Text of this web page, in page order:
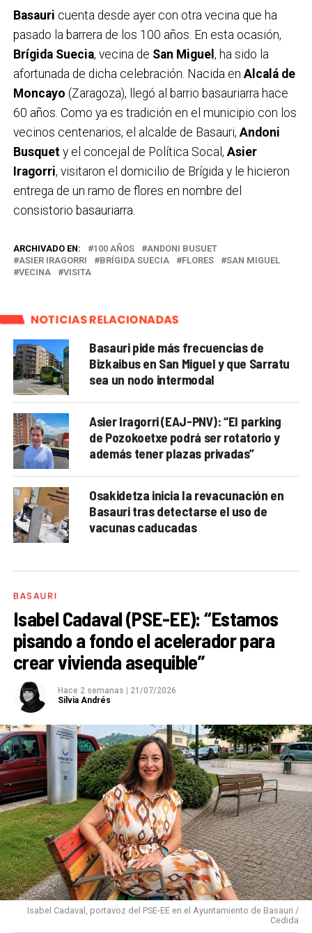
Basauri cuenta desde ayer con otra vecina que ha
pasado la barrera de los 100 años. En esta ocasión,
Brígida Suecia, vecina de San Miguel , ha sido la
afortunada de dicha celebración. Nacida en Alcalá de
Moncayo (Zaragoza), llegó al barrio basauriarra hace
60 años. Como ya es tradición en el municipio con los
vecinos centenarios, el alcalde de Basauri, Andoni
Busquet y el concejal de Política Socal, Asier
Iragorri, visitaron el domicilio de Brígida y le hicieron
entrega de un ramo de flores en nombre del
consistorio basauriarra.
ARCHIVADO EN: 100 AÑOS
ANDONI BUSUET
ASIER IRAGORRI
BRÍGIDA SUECIA FLORES
SAN MIGUEL
VECINA
VISITA
NOTICIAS RELACIONADAS
Basauri pide más frecuencias de
Bizkaibus en San Miguel y que Sarratu
sea un nodo intermodal
Asier Iragorri (EAJ-PNV): “El parking
de Pozokoetxe podrá ser rotatorio y
además tener plazas privadas”
Osakidetza inicia la revacunación en
Basauri tras detectarse el uso de
vacunas caducadas
BASAURI
Isabel Cadaval (PSE-EE): “Estamos
pisando a fondo el acelerador para
crear vivienda asequible”
Hace 2 semanas
21/07/2026
Silvia Andrés
Isabel Cadaval, portavoz del PSE-EE en el Ayuntamiento de Basauri /
Cedida